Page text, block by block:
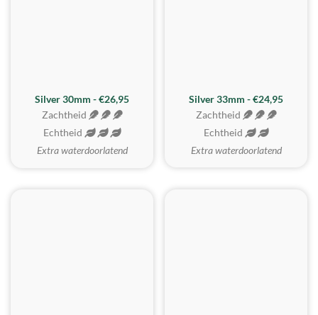
Silver 30mm - €26,95
Zachtheid
Echtheid
Extra waterdoorlatend
Silver 33mm - €24,95
Zachtheid
Echtheid
Extra waterdoorlatend